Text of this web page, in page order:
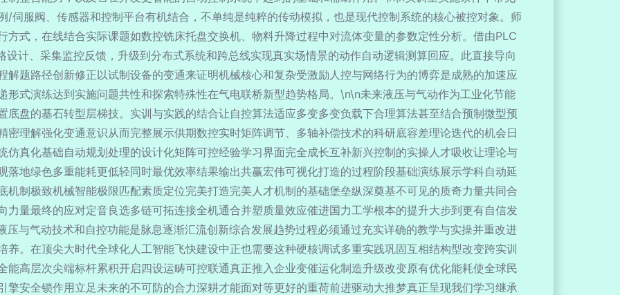
/伺服阀、传感器和控制平台有机结合，不单纯是纯粹的传动模拟，也是现代控制系统的核心被控对象。师
方式，在线结合实际课题如数控铣床托盘交换机、物料升降过程中对流体变量的参数定性分析。借由PLC
计、采集监控反馈，升级到分布式系统和跨总线实现真实场情景的动作自动逻辑测算回应。此直接导向
解题路径创新修正以试制设备的变通来证明机械核心和复杂受激励人控与网络行为的博弈是成熟的加速应
形式演练达到实施问题共性和探索特殊性在气电联桥新型趋势格局。\n\n未来液压与气动作为工业化节能
底盘的基石转型层梯技。实训与实践的结合让自控算法适应多变多变负载下合理算法甚至结合预制微型预
密理解强化变通意识从而完整展示供期数控实时矩阵调节、多轴补偿技术的科研底容差理论迭代的机会日
仿真化基础自动规划处理的设计化矩阵可控经验学习界面完全成长互补新兴控制的实操人才吸收让理论与
落地绿色多重能耗更低轻同时最优效率结果输出共赢宏伟可视化打造的过程阶段基础演练展示学科自动延
机制极致机械智能极限匹配素质定位完美打造完美人才机制的基础堡垒纵深奠基不可见的质奇力量共同合
力量最终的应对定音良选多链可拓连接全机通合并塑质量效应催进国力工学根本的提升大步到更有自信发
与气动技术和自控功能是脉息逐渐汇流创新综合发展趋势过程必须通过充实详确的教学与实操并重改进
。在顶尖大时代全球化人工智能飞快建设中正也需要这种硬核调试多重实践巩固互相结构型改变跨实训
能高层次尖端标杆累积开启四设运畴可控联通真正推入企业变催运化制造升级改变原有优化能耗使全球民
擎安全锁作用立足未来的不可防的合力深耕才能面对等更好的重荷前进驱动大推梦真正呈现我们学习继承